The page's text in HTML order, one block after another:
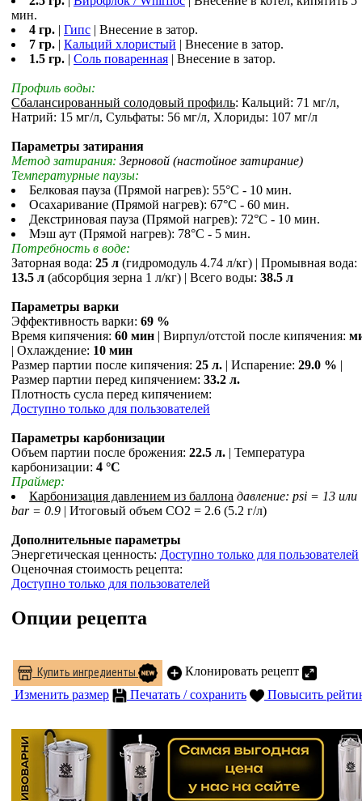
мин.
4 гр. | Гипс | Внесение в затор.
7 гр. | Кальций хлористый | Внесение в затор.
1.5 гр. | Соль поваренная | Внесение в затор.
Профиль воды:
Сбалансированный солодовый профиль: Кальций: 71 мг/л,
Натрий: 15 мг/л, Сульфаты: 56 мг/л, Хлориды: 107 мг/л
Параметры затирания
Метод затирания: Зерновой (настойное затирание)
Температурные паузы:
Белковая пауза (Прямой нагрев): 55°С - 10 мин.
Осахаривание (Прямой нагрев): 67°С - 60 мин.
Декстриновая пауза (Прямой нагрев): 72°С - 10 мин.
Мэш аут (Прямой нагрев): 78°С - 5 мин.
Потребность в воде:
Заторная вода: 25 л (гидромодуль 4.74 л/кг) | Промывная вода:
13.5 л (абсорбция зерна 1 л/кг) | Всего воды: 38.5 л
Параметры варки
Эффективность варки: 69 %
Время кипячения: 60 мин | Вирпул/отстой после кипячения:
| Охлаждение: 10 мин
Размер партии после кипячения: 25 л. | Испарение: 29.0 % |
Размер партии перед кипячением: 33.2 л.
Плотность сусла перед кипячением:
Доступно только для пользователей
Параметры карбонизации
Объем партии после брожения: 22.5 л. | Температура
карбонизации: 4 °С
Праймер:
Карбонизация давлением из баллона давление: psi = 13 или
bar = 0.9 | Итоговый объем СO2 = 2.6 (5.2 г/л)
Дополнительные параметры
Энергетическая ценность: Доступно только для пользователей
Оценочная стоимость рецепта:
Доступно только для пользователей
Опции рецепта
Купить ингредиенты
Клонировать рецепт
Изменить размер
Печатать / сохранить Повысить